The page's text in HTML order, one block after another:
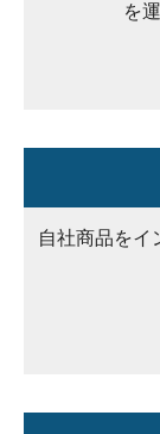
を
自社商品をイ